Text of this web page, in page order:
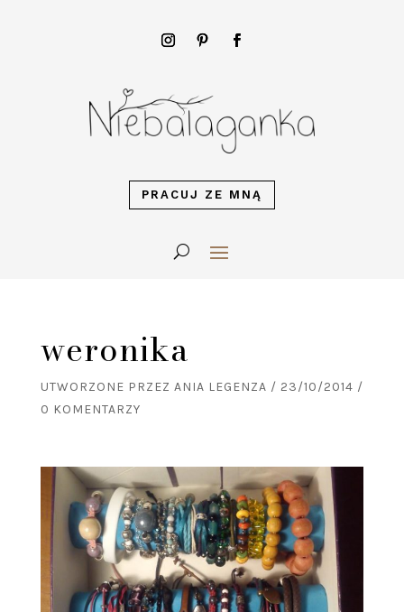
PRACUJ ZE MNĄ
weronika
UTWORZONE PRZEZ ANIA LEGENZA / 23/10/2014 /
0 KOMENTARZY